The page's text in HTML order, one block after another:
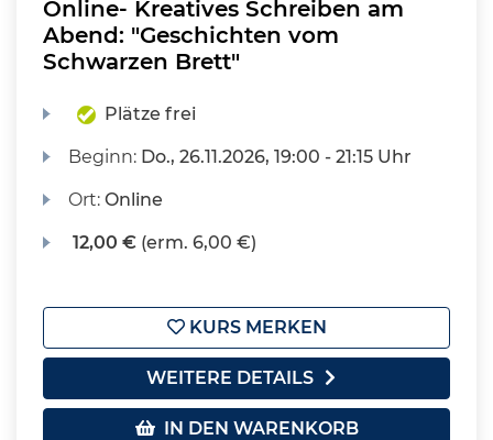
Online- Kreatives Schreiben am
Abend: "Geschichten vom
Schwarzen Brett"
Plätze frei
Beginn: Do., 26.11.2026, 19:00 - 21:15 Uhr
Ort:Online
12,00 € (erm. 6,00 €)
KURS MERKEN
WEITERE DETAILS
IN DEN WARENKORB